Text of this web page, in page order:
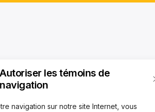
Autoriser les témoins de
navigation
navigation sur notre site Internet, vous